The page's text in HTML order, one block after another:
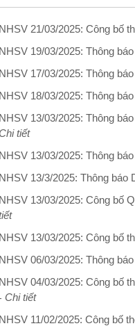
NHSV 21/03/2025: Công bố
NHSV 19/03/2025: Thông
NHSV 17/03/2025: Thông
NHSV 18/03/2025: Thông
NHSV 13/03/2025: Thông
tiết
NHSV 13/03/2025: Thông
NHSV 13/3/2025: Thông
NHSV 13/03/2025: Công bố
NHSV 13/03/2025: Công bố
NHSV 06/03/2025: Thông
NHSV 04/03/2025: Công bố
Chi tiết
NHSV 11/02/2025: Công bố